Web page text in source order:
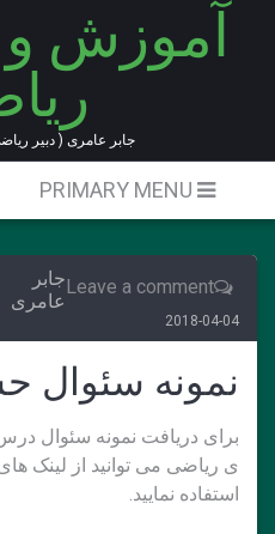
آموزش
جابر عامری ( دبیر
Leave a commentجابر
عامری
2018-04-04
نمونه سئوال
ی ریاضی می توانید از لینک
استفاده نمایید.